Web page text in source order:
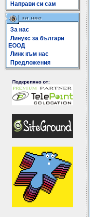
Направи си сам
За нас
Линукс за българи
ЕООД
Линк към нас
Предложения
Подкрепяно от: